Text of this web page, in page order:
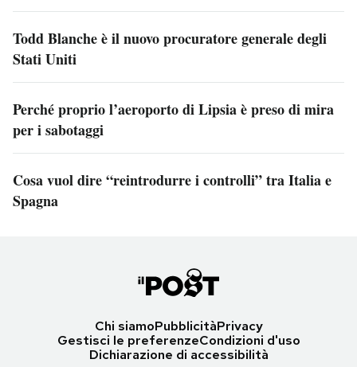
Todd Blanche è il nuovo procuratore generale degli
Stati Uniti
Perché proprio l’aeroporto di Lipsia è preso di mira
per i sabotaggi
Cosa vuol dire “reintrodurre i controlli” tra Italia e
Spagna
Chi siamoPubblicitàPrivacy
Gestisci le preferenzeCondizioni d'uso
Dichiarazione di accessibilità